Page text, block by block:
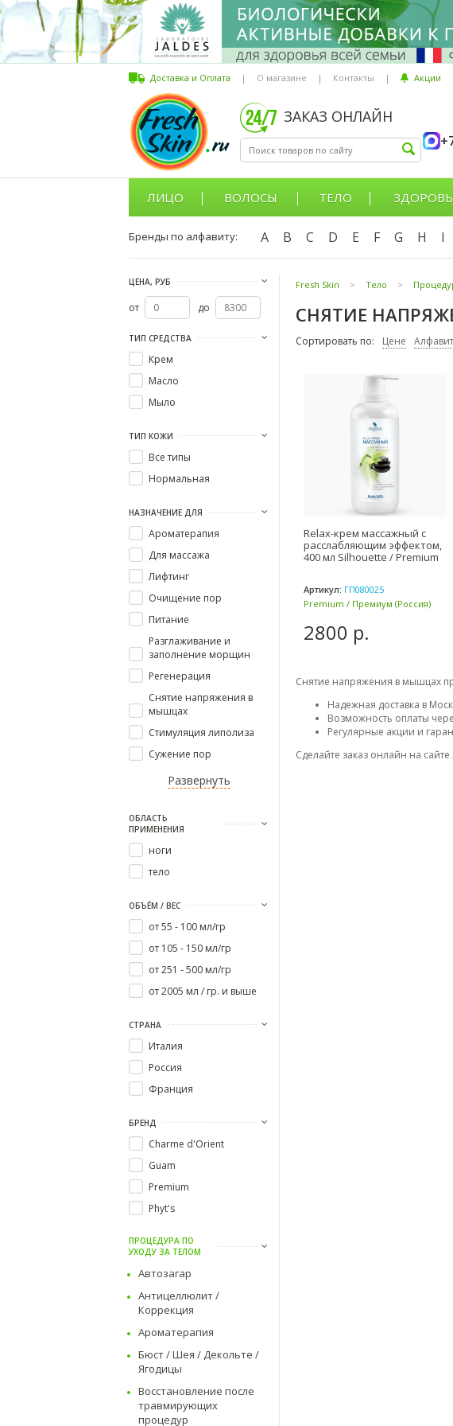
Доставка и Оплата | О магазине | Контакты | Акции
ЗАКАЗ ОНЛАЙН
ЛИЦО ВОЛОСЫ ТЕЛО
Бренды по алфавиту: A B C D E F G H I
ЦЕНА, РУБ
от до
ТИП СРЕДСТВА
Крем
Масло
Мыло
ТИП КОЖИ
Все типы
Нормальная
НАЗНАЧЕНИЕ ДЛЯ
Ароматерапия
Для массажа
Лифтинг
Очищение пор
Питание
Разглаживание и
заполнение морщин
Регенерация
Снятие напряжения в
мышцах
Стимуляция липолиза
Сужение пор
Развернуть
ОБЛАСТЬ
ПРИМЕНЕНИЯ
ноги
тело
ОБЪЁМ / ВЕС
от 55 - 100 мл/гр
от 105 - 150 мл/гр
от 251 - 500 мл/гр
от 2005 мл / гр. и выше
СТРАНА
Италия
Россия
Франция
БРЕНД
Charme d'Orient
Guam
Premium
Phyt's
ПРОЦЕДУРА ПО
УХОДУ ЗА ТЕЛОМ
Автозагар
Антицеллюлит /
Коррекция
Ароматерапия
Бюст / Шея / Декольте /
Ягодицы
Восстановление после
травмирующих
процедур
Fresh Skin > Тело >
СНЯТИЕ
Сортировать по: Цене
Relax-крем массажный с
расслабляющим эффектом,
400 мл Silhouette / Premium
Артикул: ГП080025
Premium / Премиум (Россия)
2800 р.
Снятие напряжения в мышцах
Надежная доставка в
Возможность оплаты
Регулярные акции и
Сделайте заказ онлайн на